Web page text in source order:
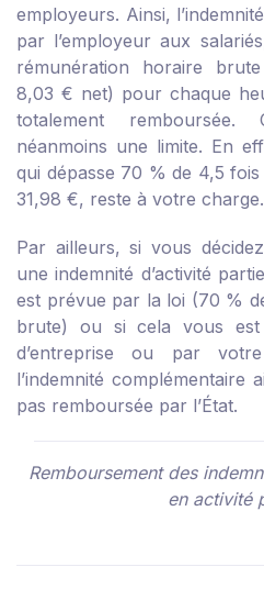
employeurs. Ainsi,
par l’employeur aux
rémunération horaire
8,03 € net) pour chaque
totalement remboursée.
néanmoins une limite. En
qui dépasse 70 % de 4,5
31,98 €, reste à votre charge.
Par ailleurs, si vous
une indemnité d’activité
est prévue par la loi (70 %
brute) ou si cela vous
d’entreprise ou par
l’indemnité complémentaire
pas remboursée par l’État.
Remboursement des
en activité